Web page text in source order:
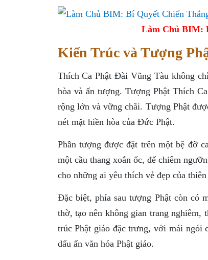
Làm Chủ BIM:
Kiến Trúc và Tượng
Thích Ca Phật Đài Vũng Tàu không
hòa và ấn tượng. Tượng Phật Thích
rộng lớn và vững chãi. Tượng Phật
nét mặt hiền hòa của Đức Phật.
Phần tượng được đặt trên một bệ đỡ
một cầu thang xoắn ốc, để chiêm
cho những ai yêu thích vẻ đẹp của
Đặc biệt, phía sau tượng Phật còn có
thờ, tạo nên không gian trang nghiêm,
trúc Phật giáo đặc trưng, với mái ngói
dấu ấn văn hóa Phật giáo.